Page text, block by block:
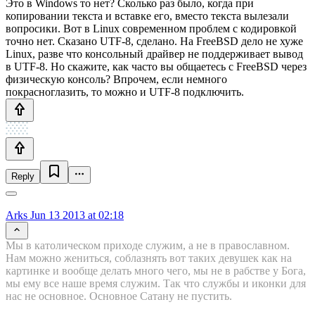
Это в Windows то нет? Сколько раз было, когда при
копировании текста и вставке его, вместо текста вылезали
вопросики. Вот в Linux современном проблем с кодировкой
точно нет. Сказано UTF-8, сделано. На FreeBSD дело не хуже
Linux, разве что консольный драйвер не поддерживает вывод
в UTF-8. Но скажите, как часто вы общаетесь с FreeBSD через
физическую консоль? Впрочем, если немного
покрасноглазить, то можно и UTF-8 подключить.
Reply
Arks Jun 13 2013 at 02:18
Мы в католическом приходе служим, а не в православном.
Нам можно жениться, соблазнять вот таких девушек как на
картинке и вообще делать много чего, мы не в рабстве у Бога,
мы ему все наше время служим. Так что службы и иконки для
нас не основное. Основное Сатану не пустить.